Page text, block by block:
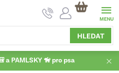
HLEDAT
NÁKUPNÍ
KOŠÍK
a PAMLSKY 🦮 pro psa